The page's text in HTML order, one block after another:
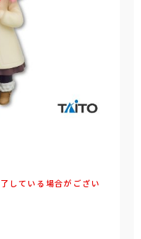
している場合がござい